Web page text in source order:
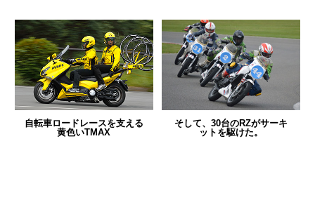
自転車ロードレースを支える
黄色いTMAX
そして、30台のRZがサーキ
ットを駆けた。